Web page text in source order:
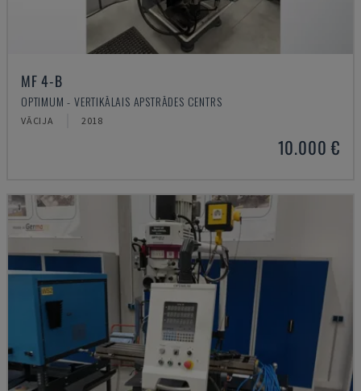
MF 4-B
OPTIMUM - VERTIKĀLAIS APSTRĀDES CENTRS
VĀCIJA 2018
10.000 €